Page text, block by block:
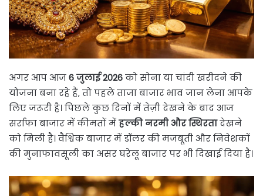
अगर आप आज6 जुलाई 2026को सोना या चांदी खरीदने की
योजना बना रहे हैं, तो पहले ताजा बाजार भाव जान लेना आपके
लिए जरूरी है। पिछले कुछ दिनों में तेज़ी देखने के बाद आज
सर्राफा बाजार में कीमतों मेंहल्की नरमी और स्थिरतादेखने
को मिली है। वैश्विक बाजार में डॉलर की मजबूती और निवेशकों
की मुनाफावसूली का असर घरेलू बाजार पर भी दिखाई दिया है।